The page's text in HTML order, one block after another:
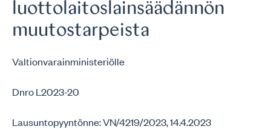
luottolaitoslainsäädännön
muutostarpeista
Valtionvarainministeriölle
Dnro L2023-20
Lausuntopyyntönne: VN/4219/2023, 14.4.2023